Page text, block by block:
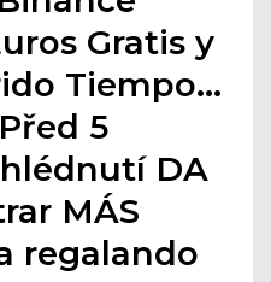
Gratis y
Tiempo…
5
DA
MÁS
regalando